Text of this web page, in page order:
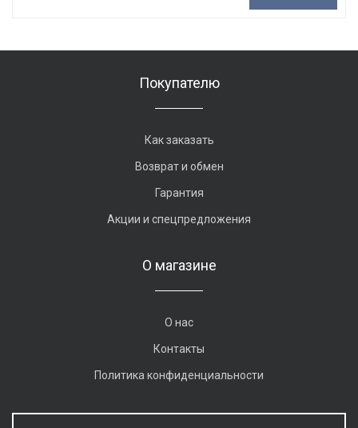
Покупателю
Как заказать
Возврат и обмен
Гарантия
Акции и спецпредложения
О магазине
О нас
Контакты
Политика конфиденциальности